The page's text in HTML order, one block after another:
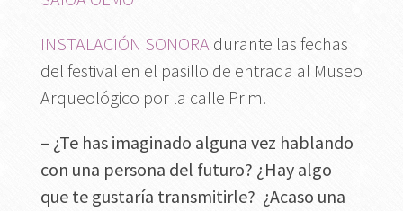
INSTALACIÓN SONORAdurante las fechas
del festival en el pasillo de entrada al Museo
Arqueológico por la calle Prim.
– ¿Te has imaginado alguna vez hablando
con una persona del futuro? ¿Hay algo
que te gustaría transmitirle? ¿Acaso una